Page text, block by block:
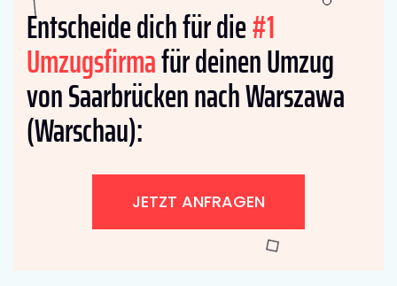
Entscheide dich für die#1
Umzugsfirmafür deinen Umzug
von Saarbrücken nach Warszawa
(Warschau):
JETZT ANFRAGEN